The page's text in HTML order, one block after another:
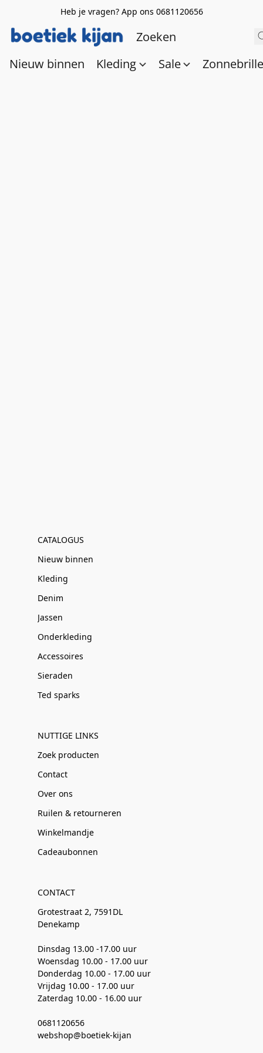
Heb je vragen? App ons 0681120656
Nieuw binnen Kleding Sale
CATALOGUS
Nieuw binnen
Kleding
Denim
Jassen
Onderkleding
Accessoires
Sieraden
Ted sparks
NUTTIGE LINKS
Zoek producten
Contact
Over ons
Ruilen & retourneren
Winkelmandje
Cadeaubonnen
CONTACT
Grotestraat 2, 7591DL
Denekamp
Dinsdag 13.00 -17.00 uur
Woensdag 10.00 - 17.00 uur
Donderdag 10.00 - 17.00 uur
Vrijdag 10.00 - 17.00 uur
Zaterdag 10.00 - 16.00 uur
0681120656
webshop@boetiek-kijan